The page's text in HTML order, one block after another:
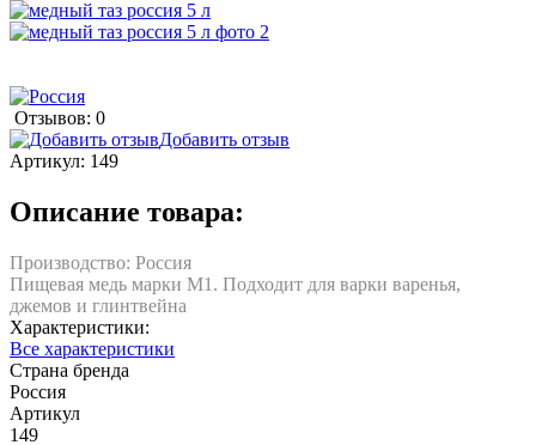
Отзывов: 0
Добавить отзыв
Артикул: 149
Описание товара:
Производство: Россия
Пищевая медь марки M1. Подходит для варки варенья,
джемов и глинтвейна
Характеристики:
Все характеристики
Страна бренда
Россия
Артикул
149